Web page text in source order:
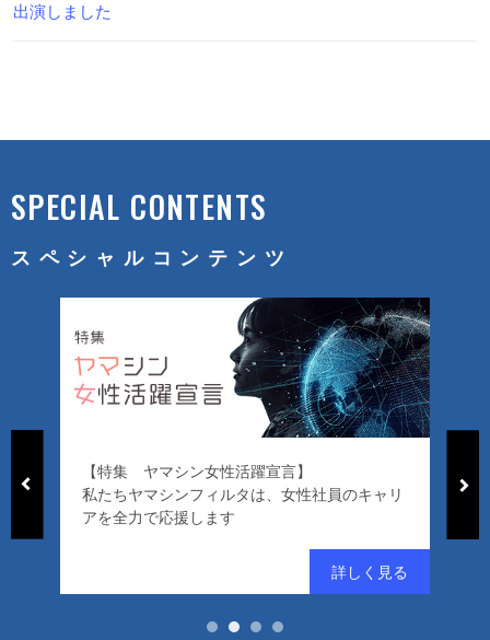
出演しました
SPECIAL CONTENTS
スペシャルコンテンツ
【特集 ヤマシン女性活躍宣言】
私たちヤマシンフィルタは、女性社員のキャリ
アを全力で応援します
ード）」